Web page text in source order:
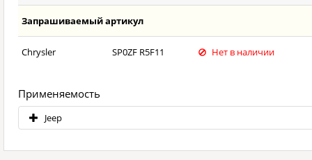
Запрашиваемый артикул
Chrysler SP0ZF R5F11 Нет в наличии
Применяемость
Jeep